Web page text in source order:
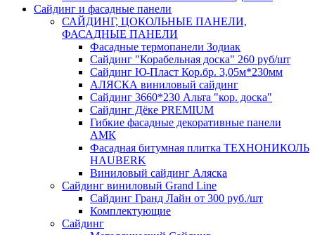
Сайдинг и фасадные панели
САЙДИНГ, ЦОКОЛЬНЫЕ ПАНЕЛИ,
ФАСАДНЫЕ ПАНЕЛИ
Фасадные термопанели Зодиак
Сайдинг "Корабельная доска" 260 руб/шт
Сайдинг Ю-Пласт Кор.бр. 3,05м*230мм
АЛЯСКА виниловый сайдинг
Сайдинг 3660*230 Альта "кор. доска"
Сайдинг Дёке PREMIUM
Гибкие фасадные декоративные панели
АМК
Фасадная битумная плитка ТЕХНОНИКОЛЬ
HAUBERK
Виниловый сайдинг Аляска
Сайдинг виниловый Grand Line
Сайдинг Гранд Лайн от 300 руб./шт
Комплектующие
Сайдинг